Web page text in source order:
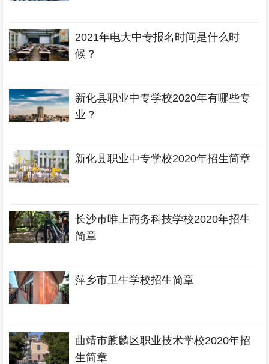
2021年电大中专报名时间是什么时
候？
新化县职业中专学校2020年有哪些专
业？
新化县职业中专学校2020年招生简章
长沙市唯上商务科技学校2020年招生
简章
萍乡市卫生学校招生简章
曲靖市麒麟区职业技术学校2020年招
生简章